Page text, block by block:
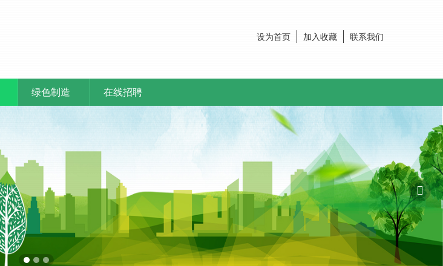
设为首页 加入收藏 联系我们
绿色制造 在线招聘
